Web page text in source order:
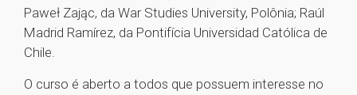
Paweł Zając, da War Studies University, Polônia; Raúl
Madrid Ramírez, da Pontifícia Universidad Católica de
Chile.
O curso é aberto a todos que possuem interesse no